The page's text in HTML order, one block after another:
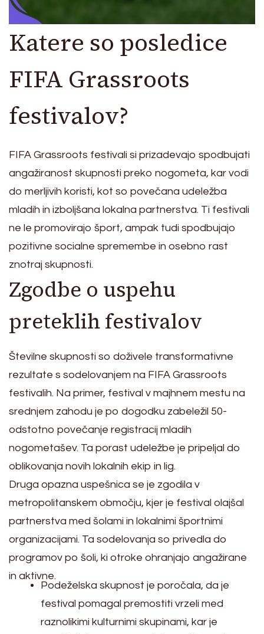
Katere so posledice
FIFA Grassroots
festivalov?
FIFA Grassroots festivali si prizadevajo spodbujati
angažiranost skupnosti preko nogometa, kar vodi
do merljivih koristi, kot so povečana udeležba
mladih in izboljšana lokalna partnerstva. Ti festivali
ne le promovirajo šport, ampak tudi spodbujajo
pozitivne socialne spremembe in osebno rast
znotraj skupnosti.
Zgodbe o uspehu
preteklih festivalov
Številne skupnosti so doživele transformativne
rezultate s sodelovanjem na FIFA Grassroots
festivalih. Na primer, festival v majhnem mestu na
srednjem zahodu je po dogodku zabeležil 50-
odstotno povečanje registracij mladih
nogometašev. Ta porast udeležbe je pripeljal do
oblikovanja novih lokalnih ekip in lig.
Druga opazna uspešnica se je zgodila v
metropolitanskem območju, kjer je festival olajšal
partnerstva med šolami in lokalnimi športnimi
organizacijami. Ta sodelovanja so privedla do
programov po šoli, ki otroke ohranjajo angažirane
in aktivne.
Podeželska skupnost je poročala, da je
festival pomagal premostiti vrzeli med
raznolikimi kulturnimi skupinami, kar je